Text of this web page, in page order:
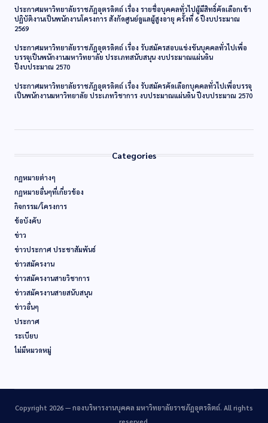
ประกาศมหาวิทยาลัยราชภัฏอุตรดิตถ์ เรื่อง รายชื่อบุคคลทั่วไปผู้มีสิทธิ์คัดเลือกเข้า
ปฏิบัติงานเป็นพนักงานโครงการ สังกัดศูนย์ดูแลผู้สูงอายุ ครั้งที่ 6 ปีงบประมาณ
2569
ประกาศมหาวิทยาลัยราชภัฏอุตรดิตถ์ เรื่อง รับสมัครสอบแข่งขันบุคคลทั่วไปเพื่อ
บรรจุเป็นพนักงานมหาวิทยาลัย ประเภทสนับสนุน งบประมาณแผ่นดิน
ปีงบประมาณ 2570
ประกาศมหาวิทยาลัยราชภัฏอุตรดิตถ์ เรื่อง รับสมัครคัดเลือกบุคคลทั่วไปเพื่อบรรจุ
เป็นพนักงานมหาวิทยาลัย ประเภทวิชาการ งบประมาณแผ่นดิน ปีงบประมาณ 2570
Categories
กฏหมายต่างๆ
กฏหมายอื่นๆที่เกี่ยวข้อง
กิจกรรม/โครงการ
ข้อบังคับ
ข่าว
ข่าวประกาศ ประชาสัมพันธ์
ข่าวสมัครงาน
ข่าวสมัครงานสายวิชาการ
ข่าวสมัครงานสายสนับสนุน
ข่าวอื่นๆ
ประกาศ
ระเบียบ
ไม่มีหมวดหมู่
Copyright 2026 — กองบริหารงานบุคคล มหาวิทยาลัยราชภัฏอุตรดิตถ์. All rights